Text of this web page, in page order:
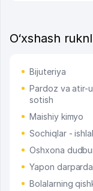
O‘xshash
Bijuteriya
Pardoz va atir-
sotish
Maishiy kimyo
Sochiqlar -
Oshxona
Yapon
Bolalarning